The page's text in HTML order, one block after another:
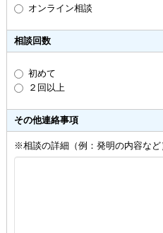
オンライン相談
相談回数
初めて
２回以上
その他連絡事項
※相談の詳細（例：発明の内容な